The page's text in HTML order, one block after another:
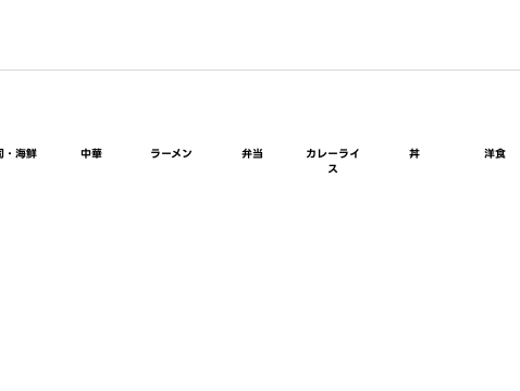
・海鮮 中華 ラーメン 弁当
カレーライ
ス
丼 洋食